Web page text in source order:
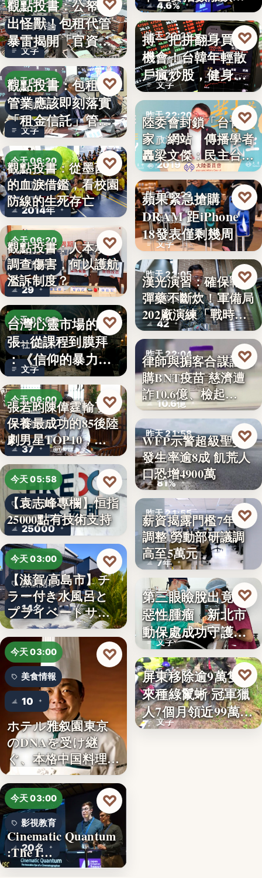
時事評論
文字
觀點投書：公帑養
出怪獸！包租代管
暴雷揭開「官資共
生」的制…
♡
今天 06:25
租賃政策
文字
觀點投書：包租代
管業應該即刻落實
「租金信託」管理
制度！才…
♡
今天 06:20
教育社會
2014年
觀點投書：從墨西哥
的血淚借鑑，看校園
防線的生死存亡
♡
今天 06:20
教育政策
29
觀點投書：人本承認
調查傷害，何以護航
濫訴制度？
♡
今天 06:00
社會觀察
文字
台灣心靈市場的擴
張─從課程到膜拜
：《信仰的暴力》
選摘（3…
♡
今天 06:00
娛樂排行
37
張若昀陳偉霆輸了！
保養最成功的85後陸
劇男星TOP10，…
♡
今天 05:58
股市分析
25000
【袁志峰專欄】恒指
25000點有技術支持
♡
今天 03:00
旅宿開幕
14名
【滋賀/高島市】チ
ラー付き水風呂と
プライベートサウ
ナを楽…
♡
今天 03:00
美食情報
10
ホテル雅叙園東京
のDNAを受け継
ぐ、本格中国料理店
「万福…
♡
今天 03:00
影視教育
20名
Cinematic Quantum
:The I…
♡
4.6%
見
昨天 22:35
投資理財
文字
搏一把拼翻身買房
機會！台韓年輕散
戶瘋炒股，健身網
紅開槓桿…
♡
昨天 22:20
政治法律
2019
陸委會封鎖「台青e
家」網站 傳播學者
轟梁文傑：民主台灣
的…
♡
昨天 22:20
供應鏈
文字
蘋果緊急搶購
DRAM 距iPhone
18發表僅剩幾周
♡
昨天 22:05
國防軍事
42
漢光演習：確保戰時
彈藥不斷炊！軍備局
202廠演練「戰時
產…
♡
昨天 22:04
司法犯罪
10.6億
律師與掮客合謀誆可
購BNT疫苗 慈濟遭
詐10.6億、檢起…
♡
昨天 21:58
氣候警報
81%
WFP示警超級聖嬰
發生率逾8成 飢荒人
口恐增4900萬
♡
昨天 21:55
勞動政策
7年
薪資揭露門檻7年未
調整 勞動部研議調
高至5萬元
♡
昨天 21:26
寵物醫療
文字
第三眼瞼脫出竟藏
惡性腫瘤 新北市
動保處成功守護校
園犬
♡
昨天 21:16
生態防治
文字
屏東移除逾9萬隻外
來種綠鬣蜥 冠軍獵
人7個月領近99萬
獎…
♡